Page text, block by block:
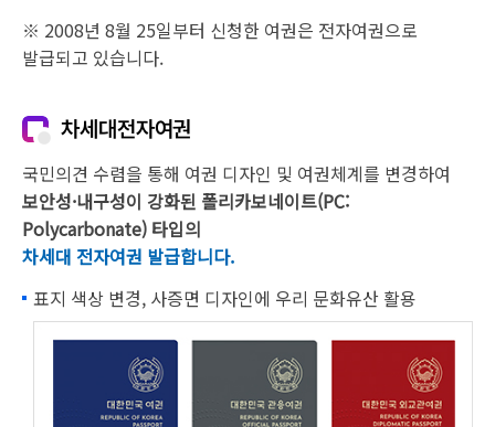
※ 2008년 8월 25일부터 신청한 여권은 전자여권으로
발급되고 있습니다.
차세대전자여권
국민의견 수렴을 통해 여권 디자인 및 여권체계를 변경하여
보안성·내구성이 강화된 폴리카보네이트(PC:
Polycarbonate) 타입의
차세대 전자여권 발급합니다.
표지 색상 변경, 사증면 디자인에 우리 문화유산 활용